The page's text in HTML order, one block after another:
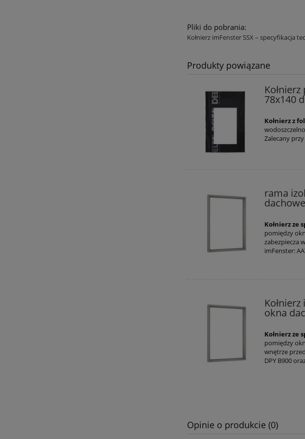
Pliki do pobrania:
Kołnierz imFenster SSX – specyfikacja
Produkty powiązane
78x140
Kołnierz z
Zalecany
rama
Kołnierz ze
pomiędzy
zabezpiecza
imFenster:
okna
Kołnierz ze
pomiędzy
wnętrze
DPY B900
Opinie o produkcie (0)